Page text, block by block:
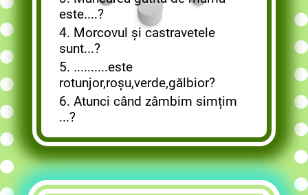
este....?
4. Morcovul și castravetele
sunt...?
5. ..........este
rotunjor,roșu,verde,gălbior?
6. Atunci când zâmbim simțim
...?